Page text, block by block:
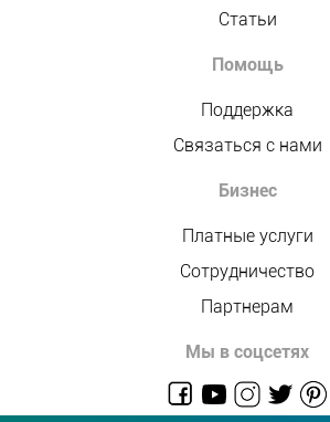
Статьи
Помощь
Поддержка
Связаться с нами
Бизнес
Платные услуги
Сотрудничество
Партнерам
Мы в соцсетях